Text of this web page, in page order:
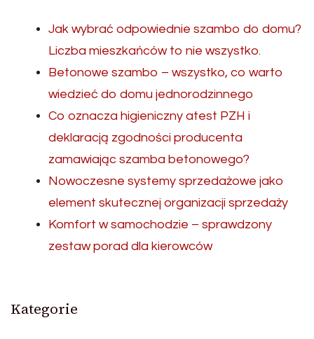
Jak wybrać odpowiednie szambo do domu?
Liczba mieszkańców to nie wszystko.
Betonowe szambo – wszystko, co warto
wiedzieć do domu jednorodzinnego
Co oznacza higieniczny atest PZH i
deklaracją zgodności producenta
zamawiając szamba betonowego?
Nowoczesne systemy sprzedażowe jako
element skutecznej organizacji sprzedaży
Komfort w samochodzie – sprawdzony
zestaw porad dla kierowców
Kategorie